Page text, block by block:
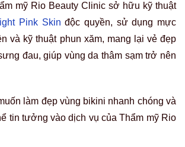
mỹ Rio Beauty Clinic sở hữu kỹ thuật
Pink Skin độc quyền, sử dụng mực
và kỹ thuật phun xăm, mang lại vẻ đẹp
đau, giúp vùng da thâm sạm trở nên
làm đẹp vùng bikini nhanh chóng và
tin tưởng vào dịch vụ của Thẩm mỹ Rio